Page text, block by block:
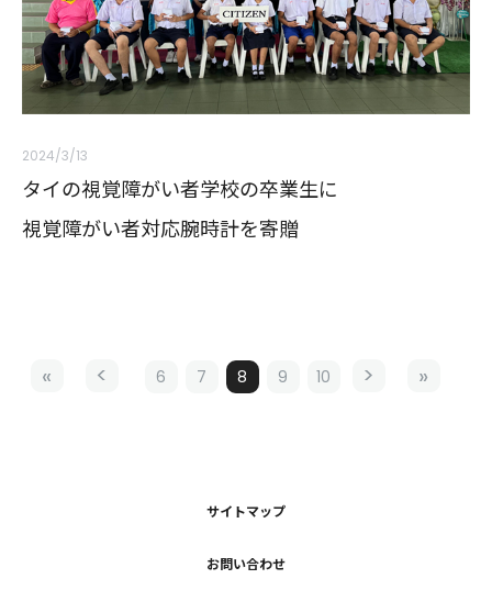
2024/3/13
タイの視覚障がい者学校の卒業生に
視覚障がい者対応腕時計を寄贈
6 7 8 9 10
サイトマップ
お問い合わせ